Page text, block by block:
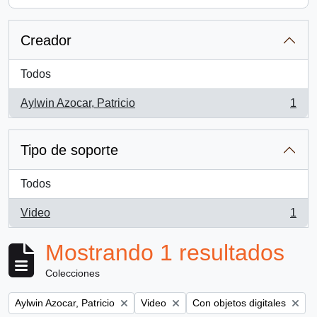
Creador
Todos
Aylwin Azocar, Patricio
, 1 resultados
1
Tipo de soporte
Todos
Video
, 1 resultados
1
Mostrando 1 resultados
Colecciones
Remove filter:
Aylwin Azocar, Patricio Remove filter:
Video Remove filter:
Con objetos digitales